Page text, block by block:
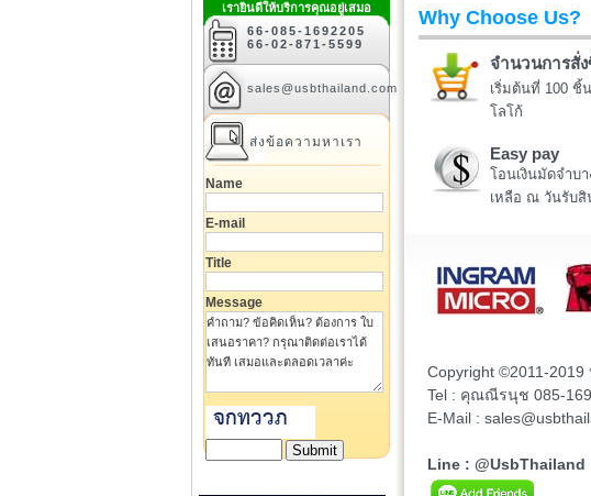
Why Choose Us?
จำนวนการสั่
เริ่มต้นที่ 100 ชิ้
โลโก้
Easy pay
โอนเงินมัดจำบ
เหลือ ณ วันรับสิ
Copyright ©2011-
Tel : คุณณีรนุช 085-
E-Mail :
Line : @UsbThailand
เรายินดีให้บริการคุณอยู่เสมอ
66-085-1692205
66-02-871-5599
sales@usbthailand.com
ส่งข้อความหาเรา
Name
E-mail
Title
Message